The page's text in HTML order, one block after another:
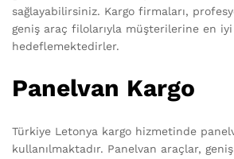
sağlayabilirsiniz. Kargo firmaları,
geniş araç filolarıyla müşterilerine en
hedeflemektedirler.
Panelvan Kargo
Türkiye Letonya kargo hizmetinde
kullanılmaktadır. Panelvan araçlar,